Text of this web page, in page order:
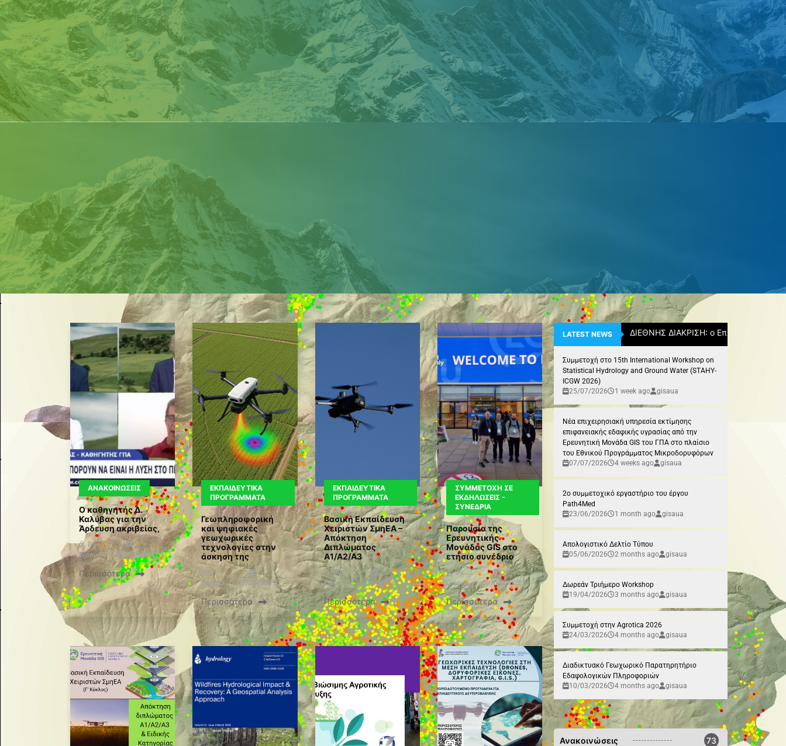
ΑΝΑΚΟΙΝΏΣΕΙΣ
Ο καθηγητής Δ.
Καλύβας για την
Άρδευση ακριβείας,
By
Gisaua
30/05/2025
Περισσότερα
ΕΚΠΑΙΔΕΥΤΙΚΆ
ΠΡΟΓΡΆΜΜΑΤΑ
Γεωπληροφορική
και ψηφιακές
γεωχωρικές
τεχνολογίες στην
άσκηση της
By
Gisaua
17/05/2025
Περισσότερα
ΕΚΠΑΙΔΕΥΤΙΚΆ
ΠΡΟΓΡΆΜΜΑΤΑ
Βασική Εκπαίδευση
Χειριστών ΣμηΕΑ –
Απόκτηση
Διπλώματος
A1/A2/A3
By
Gisaua
17/05/2025
Περισσότερα
ΣΥΜΜΕΤΟΧΉ ΣΕ
ΕΚΔΗΛΏΣΕΙΣ -
ΣΥΝΈΔΡΙΑ
Παρουσία της
Ερευνητικής
Μονάδας GIS στο
ετήσιο συνέδριο
By
Gisaua
29/04/2025
Περισσότερα
LATEST NEWS ΔΙΕΘΝΗΣ ΔΙΑΚΡΙΣΗ: ο Επίκουρος
Συμμετοχή στο 15th International Workshop on
Statistical Hydrology and Ground Water (STAHY-
ICGW 2026)
25/07/2026
1 week ago gisaua
Νέα επιχειρησιακή υπηρεσία εκτίμησης
επιφανειακής εδαφικής υγρασίας από την
Ερευνητική Μονάδα GIS του ΓΠΑ στο πλαίσιο
του Εθνικού Προγράμματος Μικροδορυφόρων
07/07/2026
4 weeks ago gisaua
2ο συμμετοχικό εργαστήριο του έργου
Path4Med
23/06/2026
1 month ago gisaua
Απολογιστικό Δελτίο Τύπου
05/06/2026
2 months ago gisaua
Δωρεάν Τριήμερο Workshop
19/04/2026
3 months ago gisaua
Συμμετοχή στην Agrotica 2026
24/03/2026
4 months ago gisaua
Διαδικτυακό Γεωχωρικό Παρατηρητήριο
Εδαφολογικών Πληροφοριών
10/03/2026
4 months ago gisaua
Ανακοινώσεις 73